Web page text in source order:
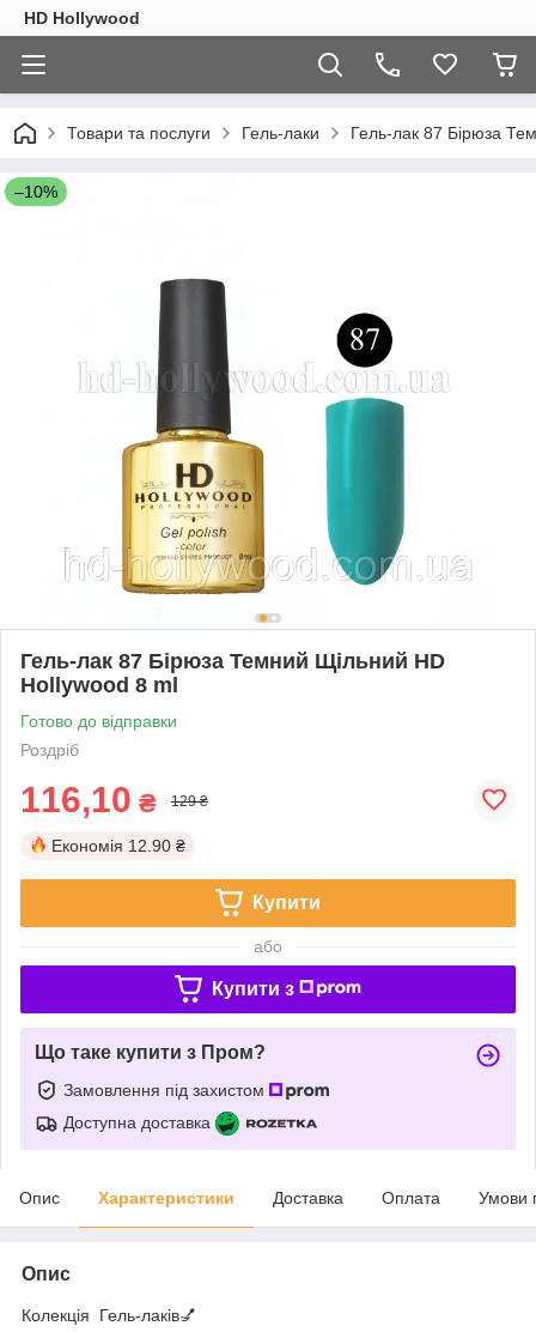
HD Hollywood
Товари та послуги Гель-лаки Гель-лак 87 Бірюза
–10%
Гель-лак 87 Бірюза Темний Щільний HD
Hollywood 8 ml
Готово до відправки
Роздріб
116,10 ₴ 129 ₴
Економія 12.90 ₴
Купити
або
Купити з
Що таке купити з Пром?
Замовлення під захистом
Доступна доставка
Опис Характеристики Доставка Оплата Умови
Опис
Колекція Гель-лаків💅